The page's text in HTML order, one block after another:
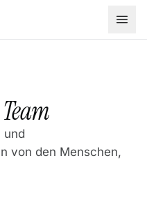
Team
und
von den Menschen,